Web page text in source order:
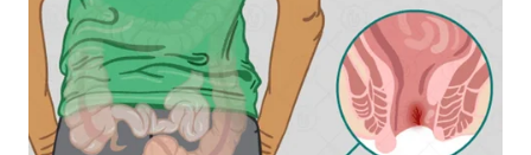
WN
DEPOK
WN
TAPANULI